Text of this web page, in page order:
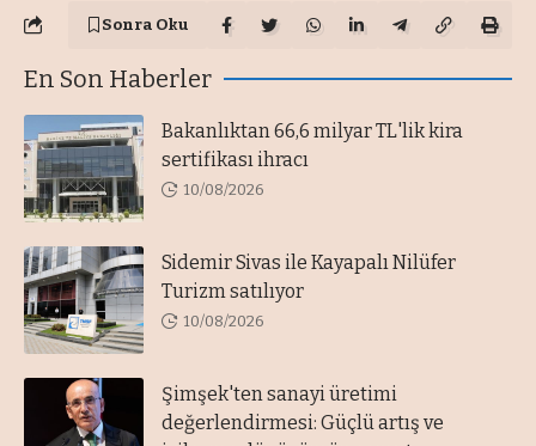
Sonra Oku
En Son Haberler
Bakanlıktan 66,6 milyar TL'lik kira
sertifikası ihracı
10/08/2026
Sidemir Sivas ile Kayapalı Nilüfer
Turizm satılıyor
10/08/2026
Şimşek'ten sanayi üretimi
değerlendirmesi: Güçlü artış ve